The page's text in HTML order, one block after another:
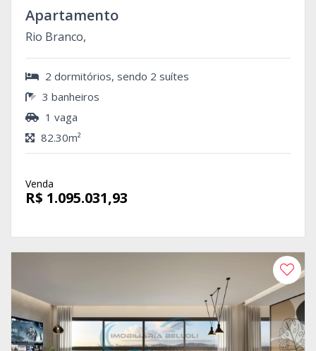
Apartamento
Rio Branco,
2 dormitórios, sendo 2 suítes
3 banheiros
1 vaga
82.30m²
Venda
R$ 1.095.031,93